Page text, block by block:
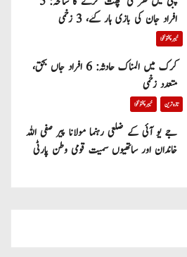
افراد جان کی بازی ہار گئے، 3 زخمی
خیبر پختونخوا
کرک میں المناک حادثہ: 6 افراد جاں بحق،
متعدد زخمی
تازہ ترین خیبر پختونخوا
جے یو آئی کے ضلعی رہنما مولانا پیر صفی اللہ
خاندان اور ساتھیوں سمیت قومی وطن پارٹی